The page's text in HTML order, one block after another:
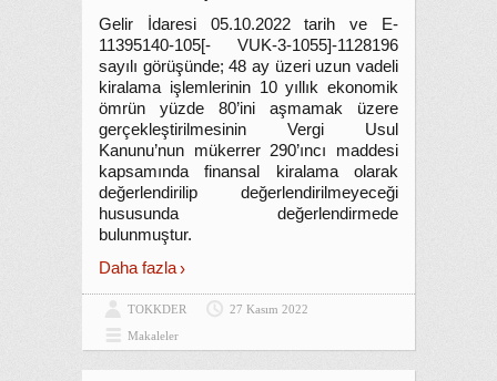
Gelir İdaresi 05.10.2022 tarih ve E-
11395140-105[- VUK-3-1055]-1128196
sayılı görüşünde; 48 ay üzeri uzun vadeli
kiralama işlemlerinin 10 yıllık ekonomik
ömrün yüzde 80’ini aşmamak üzere
gerçekleştirilmesinin Vergi Usul
Kanunu’nun mükerrer 290’ıncı maddesi
kapsamında finansal kiralama olarak
değerlendirilip değerlendirilmeyeceği
hususunda değerlendirmede
bulunmuştur.
Daha fazla
TOKKDER
27 Kasım 2022
Makaleler